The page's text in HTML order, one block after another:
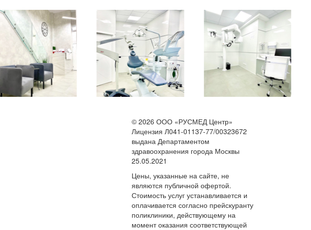
© 2026 ООО «РУСМЕД Центр»
Лицензия Л041-01137-77/00323672
выдана Департаментом
здравоохранения города Москвы
25.05.2021
Цены, указанные на сайте, не
являются публичной офертой.
Стоимость услуг устанавливается и
оплачивается согласно прейскуранту
поликлиники, действующему на
момент оказания соответствующей